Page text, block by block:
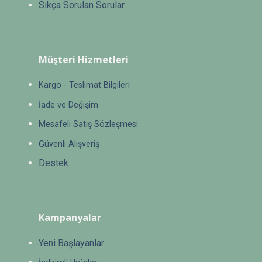
Sıkça Sorulan Sorular
Müşteri Hizmetleri
Kargo - Teslimat Bilgileri
İade ve Değişim
Mesafeli Satış Sözleşmesi
Güvenli Alışveriş
Destek
Kampanyalar
Yeni Başlayanlar